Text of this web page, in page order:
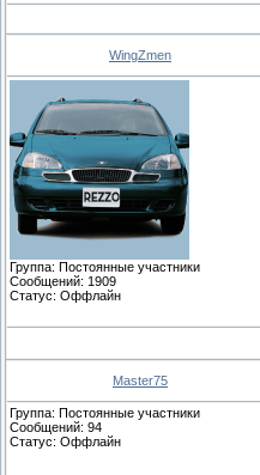
WingZmen
Группа: Постоянные участники
Сообщений: 1909
Статус: Оффлайн
Master75
Группа: Постоянные участники
Сообщений: 94
Статус: Оффлайн